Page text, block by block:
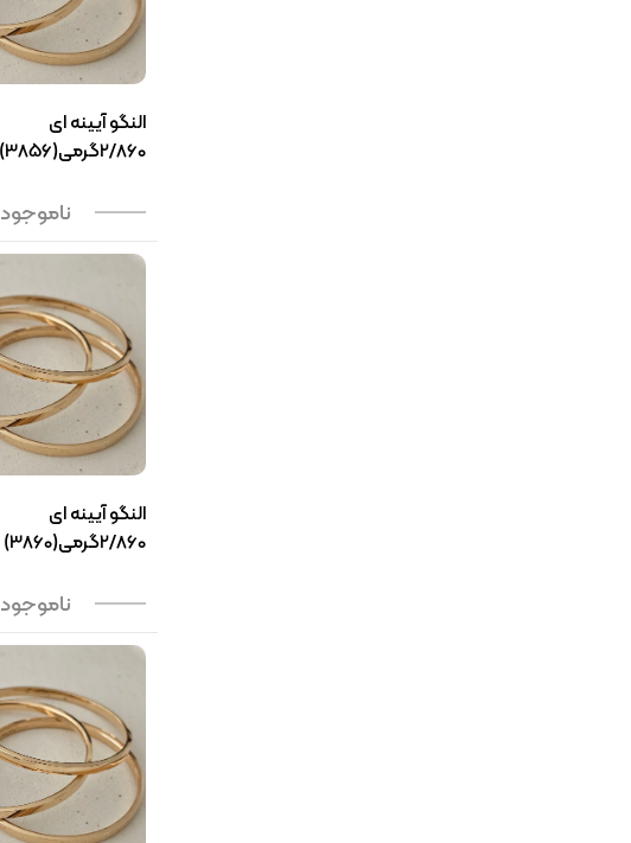
النگو آیینه ای
2/860گرمی(3856)
ناموجود
النگو آیینه ای
2/860گرمی(3860)
ناموجود